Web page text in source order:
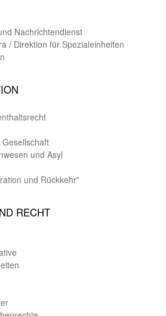
Nach­richten­dienst
/ Direktion für Spezialeinheiten
und Asyl
und Rückkehr"
RECHT